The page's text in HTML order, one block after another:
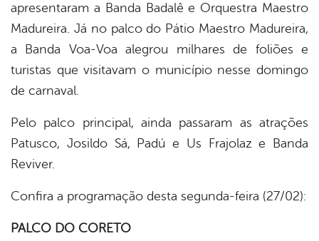
apresentaram a Banda Badalê e Orquestra Maestro
Madureira. Já no palco do Pátio Maestro Madureira,
a Banda Voa-Voa alegrou milhares de foliões e
turistas que visitavam o município nesse domingo
de carnaval.
Pelo palco principal, ainda passaram as atrações
Patusco, Josildo Sá, Padú e Us Frajolaz e Banda
Reviver.
Confira a programação desta segunda-feira (27/02):
PALCO DO CORETO